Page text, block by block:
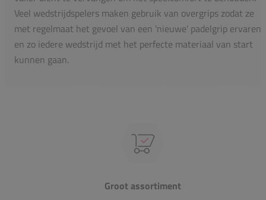
Veel wedstrijdspelers maken gebruik van overgrips zodat ze
met regelmaat het gevoel van een 'nieuwe' padelgrip ervaren
en zo iedere wedstrijd met het perfecte materiaal van start
kunnen gaan.
Groot assortiment